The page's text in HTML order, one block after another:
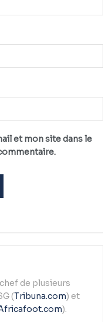
et mon site dans le
de plusieurs
(Tribuna.com) et
).